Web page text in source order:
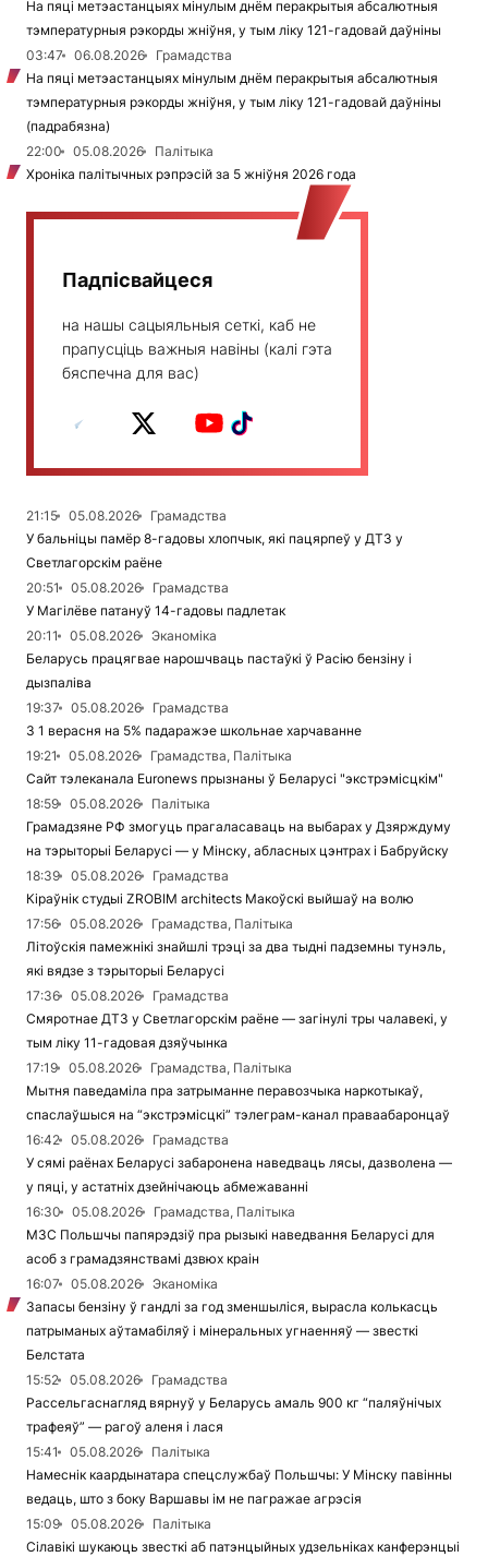
На пяці метэастанцыях мінулым днём перакрытыя абсалютныя
тэмпературныя рэкорды жніўня, у тым ліку 121-гадовай даўніны
03:47
06.08.2026
Грамадства
На пяці метэастанцыях мінулым днём перакрытыя абсалютныя
тэмпературныя рэкорды жніўня, у тым ліку 121-гадовай даўніны
(падрабязна)
22:00
05.08.2026
Палітыка
Хроніка палітычных рэпрэсій за 5 жніўня 2026 года
Падпісвайцеся
на нашы сацыяльныя сеткі, каб не
прапусціць важныя навіны (калі гэта
бяспечна для вас)
21:15 05.08.2026
Грамадства
У бальніцы памёр 8-гадовы хлопчык, які пацярпеў у ДТЗ у
Светлагорскім раёне
20:51
05.08.2026
Грамадства
У Магілёве патануў 14-гадовы падлетак
20:11
05.08.2026
Эканоміка
Беларусь працягвае нарошчваць пастаўкі ў Расію бензіну і
дызпаліва
19:37
05.08.2026
Грамадства
З 1 верасня на 5% падаражэе школьнае харчаванне
19:21
05.08.2026
Грамадства, Палітыка
Сайт тэлеканала Euronews прызнаны ў Беларусі "экстрэмісцкім"
18:59
05.08.2026
Палітыка
Грамадзяне РФ змогуць прагаласаваць на выбарах у Дзярждуму
на тэрыторыі Беларусі — у Мінску, абласных цэнтрах і Бабруйску
18:39
05.08.2026
Грамадства
Кіраўнік студыі ZROBIM architects Макоўскі выйшаў на волю
17:56
05.08.2026
Грамадства, Палітыка
Літоўскія памежнікі знайшлі трэці за два тыдні падземны тунэль,
які вядзе з тэрыторыі Беларусі
17:36
05.08.2026
Грамадства
Смяротнае ДТЗ у Светлагорскім раёне — загінулі тры чалавекі, у
тым ліку 11-гадовая дзяўчынка
17:19
05.08.2026
Грамадства, Палітыка
Мытня паведаміла пра затрыманне перавозчыка наркотыкаў,
спаслаўшыся на “экстрэмісцкі” тэлеграм-канал праваабаронцаў
16:42
05.08.2026
Грамадства
У сямі раёнах Беларусі забаронена наведваць лясы, дазволена —
у пяці, у астатніх дзейнічаюць абмежаванні
16:30
05.08.2026
Грамадства, Палітыка
МЗС Польшчы папярэдзіў пра рызыкі наведвання Беларусі для
асоб з грамадзянствамі дзвюх краін
16:07
05.08.2026
Эканоміка
Запасы бензіну ў гандлі за год зменшыліся, вырасла колькасць
патрыманых аўтамабіляў і мінеральных угнаенняў — звесткі
Белстата
15:52
05.08.2026
Грамадства
Рассельгаснагляд вярнуў у Беларусь амаль 900 кг “паляўнічых
трафеяў” — рагоў аленя і лася
15:41
05.08.2026
Палітыка
Намеснік каардынатара спецслужбаў Польшчы: У Мінску павінны
ведаць, што з боку Варшавы ім не пагражае агрэсія
15:09
05.08.2026
Палітыка
Сілавікі шукаюць звесткі аб патэнцыйных удзельніках канферэнцыі